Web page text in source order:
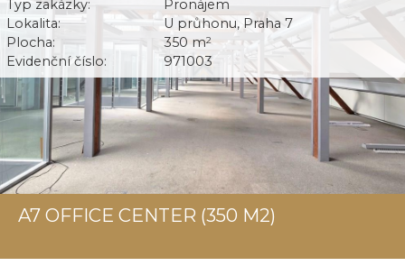
Typ zakázky:
Pronájem
Lokalita:
U průhonu, Praha 7
Plocha:
350 m2
Evidenční číslo: 971003
A7 OFFICE CENTER (350 M2)